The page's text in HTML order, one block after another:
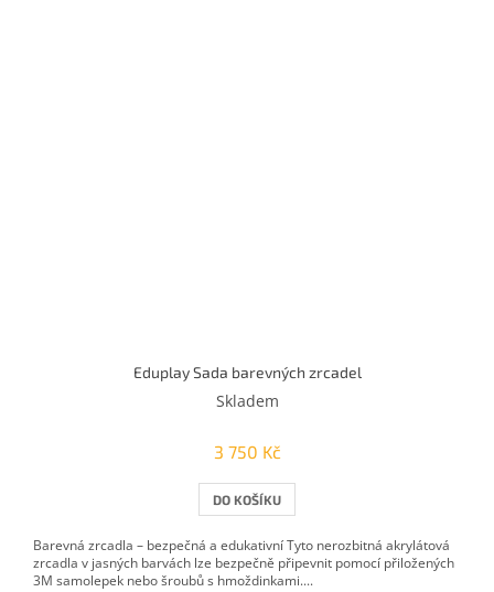
Eduplay Sada barevných zrcadel
Skladem
3 750 Kč
DO KOŠÍKU
Barevná zrcadla – bezpečná a edukativní Tyto nerozbitná akrylátová
zrcadla v jasných barvách lze bezpečně připevnit pomocí přiložených
3M samolepek nebo šroubů s hmoždinkami....